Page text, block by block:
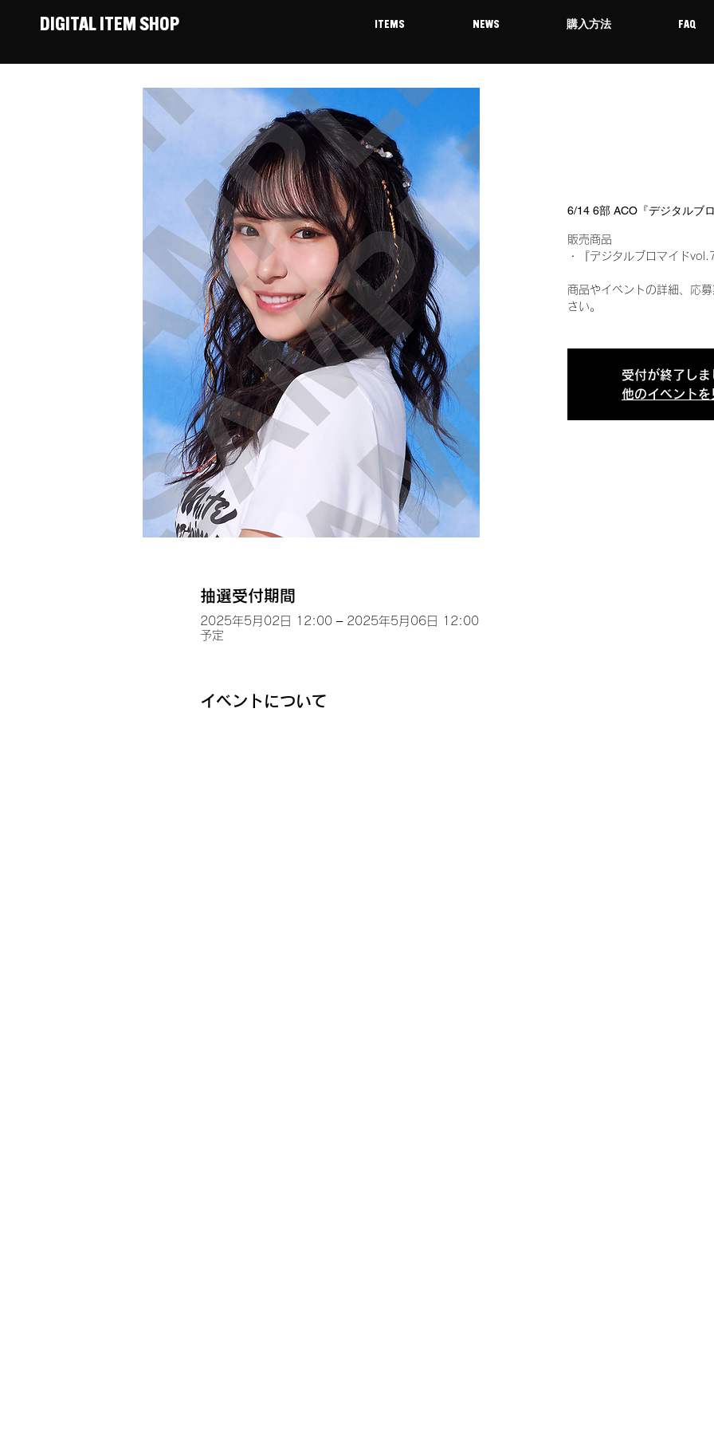
DIGITAL ITEM SHOP ITEMS NEWS 購入方法 FAQ
6/14 6部 ACO『デジタルブ
販売商品
・『デジタルブロマイド
商品やイベントの詳細、応
さい。
受付が終了しま
他のイベントを
抽選受付期間
2025年5月02日 12:00 – 2025年5月06日 12:00
予定
イベントについて